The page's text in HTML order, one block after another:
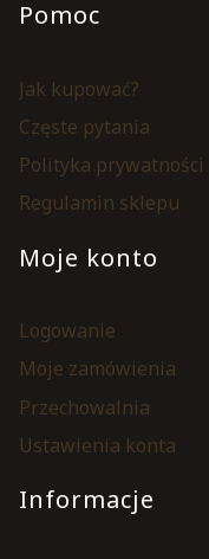
Pomoc
Jak kupować?
Częste pytania
Polityka prywatności
Regulamin sklepu
Moje konto
Logowanie
Moje zamówienia
Przechowalnia
Ustawienia konta
Informacje